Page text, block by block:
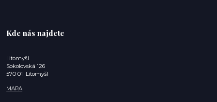
Kde nás najdete
Litomyšl
Sokolovská 126
570 01 Litomyšl
MAPA